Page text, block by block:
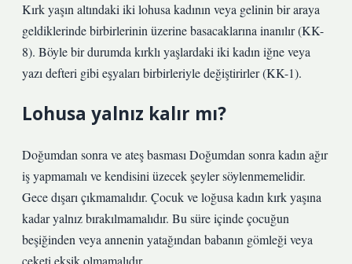
Kırk yaşın altındaki iki lohusa kadının veya gelinin bir araya
geldiklerinde birbirlerinin üzerine basacaklarına inanılır (KK-
8). Böyle bir durumda kırklı yaşlardaki iki kadın iğne veya
yazı defteri gibi eşyaları birbirleriyle değiştirirler (KK-1).
Lohusa yalnız kalır mı?
Doğumdan sonra ve ateş basması Doğumdan sonra kadın ağır
iş yapmamalı ve kendisini üzecek şeyler söylenmemelidir.
Gece dışarı çıkmamalıdır. Çocuk ve loğusa kadın kırk yaşına
kadar yalnız bırakılmamalıdır. Bu süre içinde çocuğun
beşiğinden veya annenin yatağından babanın gömleği veya
ceketi eksik olmamalıdır.